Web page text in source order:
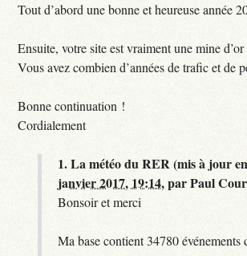
Tout d’abord une bonne et heureuse année
Ensuite, votre site est vraiment une mine
Vous avez combien d’années de trafic et de
Bonne continuation !
Cordialement
1.La météo du RER (mis à jour
janvier 2017, 19:14,parPaul
Bonsoir et merci
Ma base contient 34780